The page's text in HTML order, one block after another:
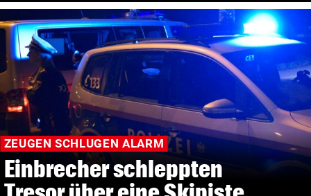
ZEUGEN SCHLUGEN ALARM
Einbrecher schleppten